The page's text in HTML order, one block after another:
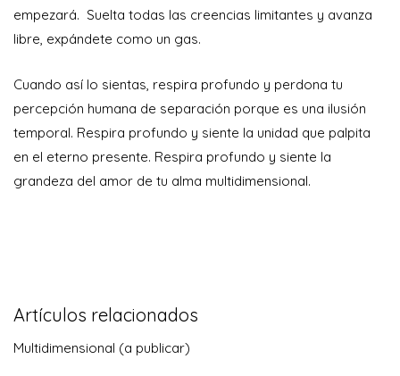
empezará. Suelta todas las creencias limitantes y avanza
libre, expándete como un gas.
Cuando así lo sientas, respira profundo y perdona tu
percepción humana de separación porque es una ilusión
temporal. Respira profundo y siente la unidad que palpita
en el eterno presente. Respira profundo y siente la
grandeza del amor de tu alma multidimensional.
Artículos relacionados
Multidimensional (a publicar)